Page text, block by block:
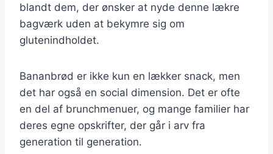
blandt dem, der ønsker at nyde denne lækre
bagværk uden at bekymre sig om
glutenindholdet.
Bananbrød er ikke kun en lækker snack, men
det har også en social dimension. Det er ofte
en del af brunchmenuer, og mange familier har
deres egne opskrifter, der går i arv fra
generation til generation.